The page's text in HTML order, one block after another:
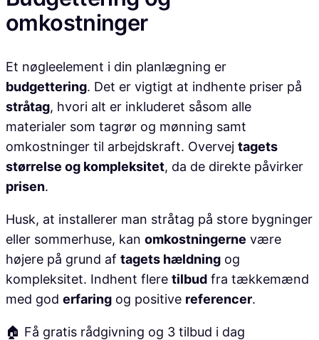
omkostninger
Et nøgleelement i din planlægning er
budgettering. Det er vigtigt at indhente priser på
stråtag, hvori alt er inkluderet såsom alle
materialer som tagrør og mønning samt
omkostninger til arbejdskraft. Overvej tagets
størrelse og kompleksitet, da de direkte påvirker
prisen.
Husk, at installerer man stråtag på store bygninger
eller sommerhuse, kan omkostningerne være
højere på grund af tagets hældning og
kompleksitet. Indhent flere tilbud fra tækkemænd
med god erfaring og positive referencer.
🏠 Få gratis rådgivning og 3 tilbud i dag